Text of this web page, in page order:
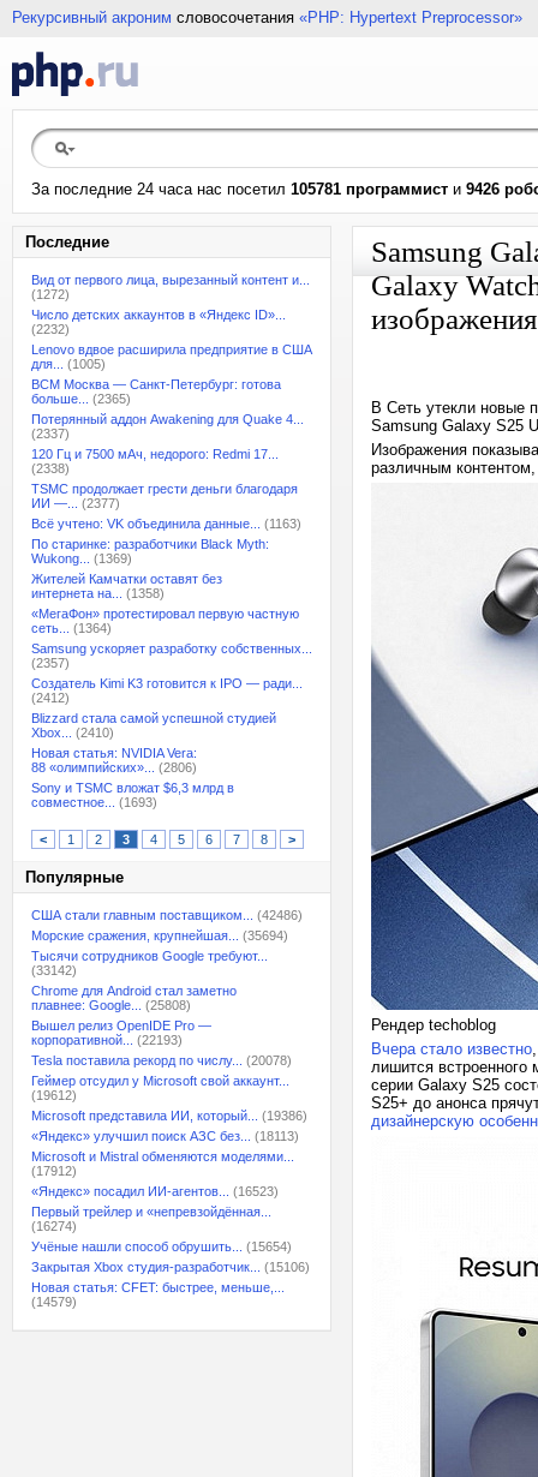
Рекурсивный акроним словосочетания «PHP: Hypertext Preprocessor»
За последние 24 часа нас посетил 105781 программист и 9426
Последние
Вид от первого лица, вырезанный контент и...
(1272)
Число детских аккаунтов в «Яндекс ID»...
(2232)
Lenovo вдвое расширила предприятие в США
для...
(1005)
ВСМ Москва — Санкт-Петербург: готова
больше...
(2365)
Потерянный аддон Awakening для Quake 4...
(2337)
120 Гц и 7500 мАч, недорого: Redmi 17...
(2338)
TSMC продолжает грести деньги благодаря
ИИ —...
(2377)
Всё учтено: VK объединила данные...
(1163)
По старинке: разработчики Black Myth:
Wukong...
(1369)
Жителей Камчатки оставят без
интернета на...
(1358)
«МегаФон» протестировал первую частную
сеть...
(1364)
Samsung ускоряет разработку собственных...
(2357)
Создатель Kimi K3 готовится к IPO — ради...
(2412)
Blizzard стала самой успешной студией
Xbox...
(2410)
Новая статья: NVIDIA Vera:
88 «олимпийских»...
(2806)
Sony и TSMC вложат $6,3 млрд в
совместное...
(1693)
< 1 2 3 4 5 6 7 8 >
Популярные
США стали главным поставщиком...
(42486)
Морские сражения, крупнейшая...
(35694)
Тысячи сотрудников Google требуют...
(33142)
Chrome для Android стал заметно
плавнее: Google...
(25808)
Вышел релиз OpenIDE Pro —
корпоративной...
(22193)
Tesla поставила рекорд по числу...
(20078)
Геймер отсудил у Microsoft свой аккаунт...
(19612)
Microsoft представила ИИ, который...
(19386)
«Яндекс» улучшил поиск АЗС без...
(18113)
Microsoft и Mistral обменяются моделями...
(17912)
«Яндекс» посадил ИИ-агентов...
(16523)
Первый трейлер и «непревзойдённая...
(16274)
Учёные нашли способ обрушить...
(15654)
Закрытая Xbox студия-разработчик...
(15106)
Новая статья: CFET: быстрее, меньше,...
(14579)
Samsung
Galaxy
В Сеть утекли новые
Samsung Galaxy S25
Изображения
различным
Рендер techoblog
Вчера стало известно
лишится
серии Galaxy S25
S25+ до анонса
дизайнерскую